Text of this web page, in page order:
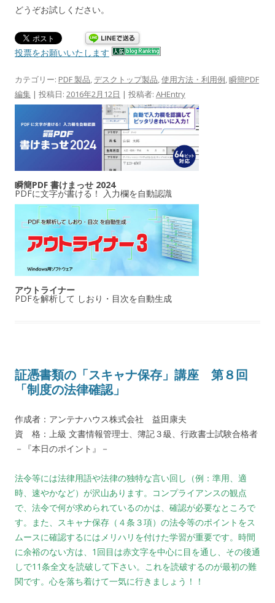
どうぞお試しください。
投票をお願いいたします
カテゴリー: PDF 製品, デスクトップ製品,使用方法・利用例,瞬簡PDF
編集 | 投稿日: 2016年2月12日 | 投稿者: AHEntry
瞬簡PDF 書けまっせ 2024
PDFに文字が書ける！ 入力欄を自動認識
アウトライナー
PDFを解析して しおり・目次を自動生成
証憑書類の「スキャナ保存」講座 第８回
「制度の法律確認」
作成者：アンテナハウス株式会社 益田康夫
資 格：上級 文書情報管理士、簿記３級、行政書士試験合格者
－『本日のポイント』－
法令等には法律用語や法律の独特な言い回し（例：準用、適
時、速やかなど）が沢山あります。コンプライアンスの観点
で、法令で何が求められているのかは、確認が必要なところで
す。また、スキャナ保存（４条３項）の法令等のポイントをス
ムースに確認するにはメリハリを付けた学習が重要です。時間
に余裕のない方は、1回目は赤文字を中心に目を通し、その後通
しで11条全文を読破して下さい。これを読破するのが最初の難
関です。心を落ち着けて一気に行きましょう！！